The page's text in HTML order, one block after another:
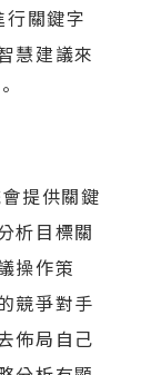
行關鍵字
慧建議來
提供關鍵
析目標關
操作策
競爭對手
佈局自己